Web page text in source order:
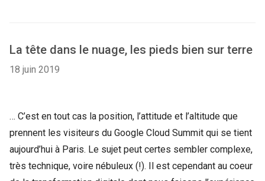
La tête dans le nuage, les pieds bien sur terre
18 juin 2019
… C’est en tout cas la position, l’attitude et l’altitude que
prennent les visiteurs du Google Cloud Summit qui se tient
aujourd’hui à Paris. Le sujet peut certes sembler complexe,
très technique, voire nébuleux (!). Il est cependant au coeur